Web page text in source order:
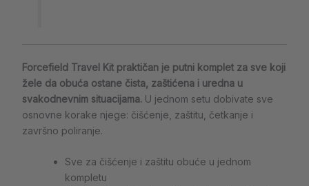
Forcefield Travel Kit praktičan je putni komplet za sve koji
žele da obuća ostane čista, zaštićena i uredna u
svakodnevnim situacijama. U jednom setu dobivate sve
osnovne korake njege: čišćenje, zaštitu, četkanje i
završno poliranje.
Sve za čišćenje i zaštitu obuće u jednom
kompletu